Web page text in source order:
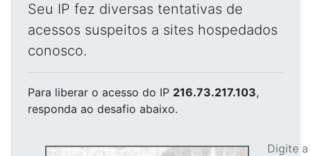
Seu IP fez diversas tentativas de
acessos suspeitos a sites hospedados
conosco.
Para liberar o acesso do IP 216.73.217.103,
responda ao desafio abaixo.
Digite